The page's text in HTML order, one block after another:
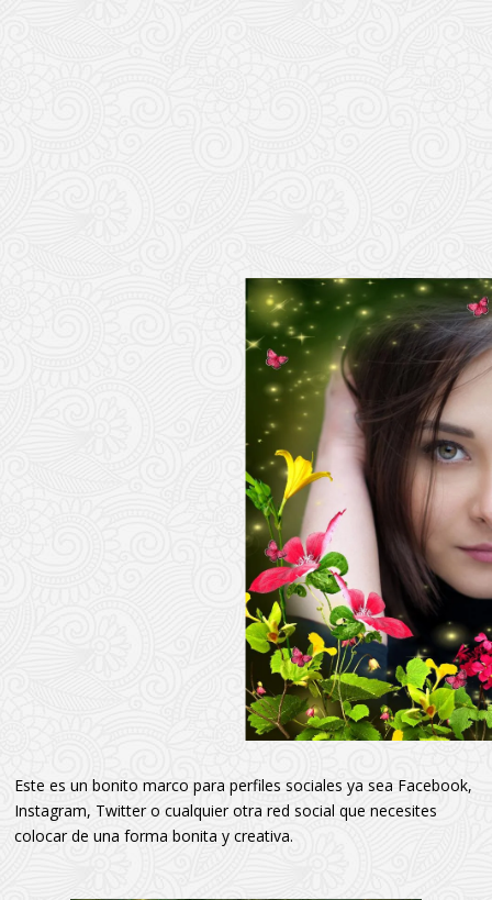
Este es un bonito marco para perfiles sociales ya sea Facebook,
Instagram, Twitter o cualquier otra red social que necesites
colocar de una forma bonita y creativa.